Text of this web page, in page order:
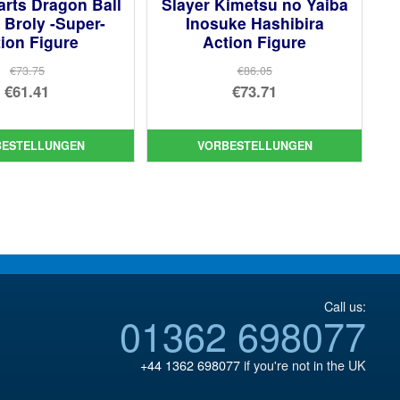
-Super-
Figure
€73.75
Ursprünglicher
war:
€73.75
€61.41
Preis
ist:
Inosuke Hashibira
Action Figure
€86.05
Ursprünglicher
war:
€86.05
€73.71
Preis
ist:
VORBESTELLUNGEN
Call us:
01362 698077
+44 1362 698077if you're not in the UK